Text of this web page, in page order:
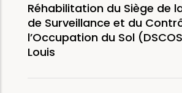
Réhabilitation du Siège de
de Surveillance et du
l’Occupation du Sol
Louis